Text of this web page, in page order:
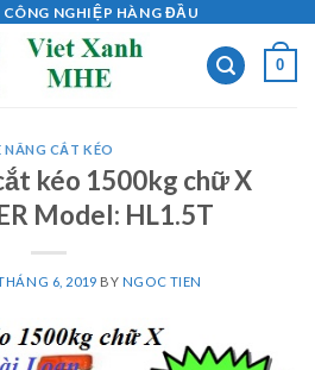
CÔNG NGHIỆP HÀNG ĐẦU
0
NÂNG CẮT KÉO
kéo 1500kg chữ X
Model: HL1.5T
6, 2019 BY NGOC TIEN